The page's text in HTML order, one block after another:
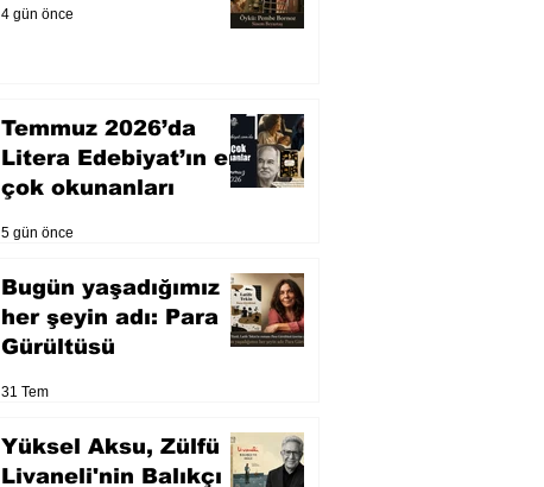
4 gün önce
Temmuz 2026’da
Litera Edebiyat’ın en
çok okunanları
5 gün önce
Bugün yaşadığımız
her şeyin adı: Para
Gürültüsü
31 Tem
Yüksel Aksu, Zülfü
Livaneli'nin Balıkçı